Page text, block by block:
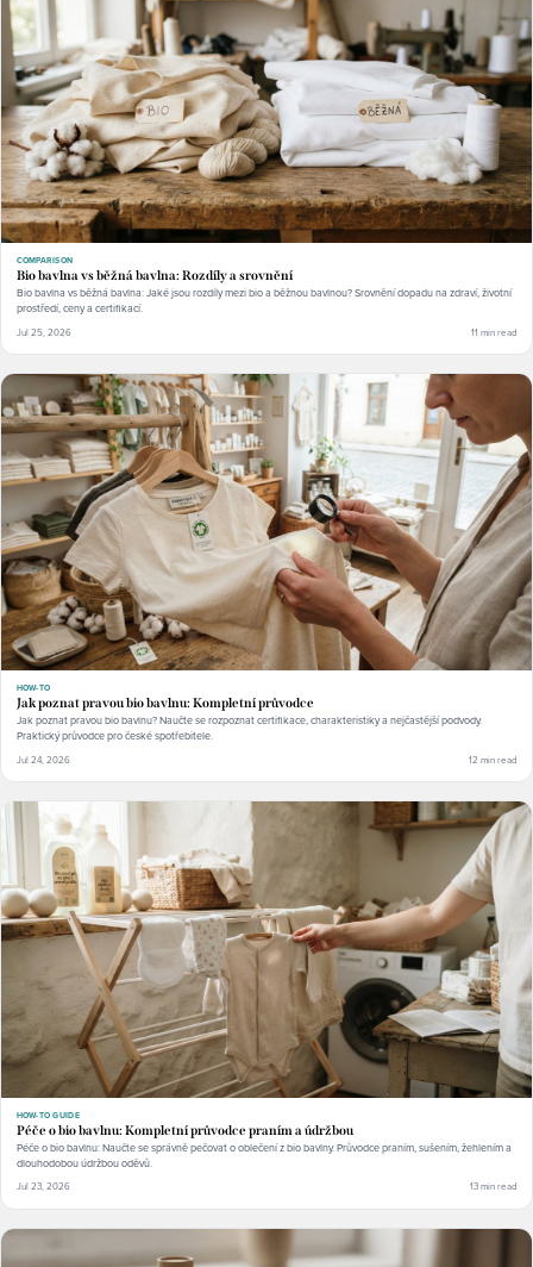
COMPARISON
Bio bavlna vs běžná bavlna: Rozdíly a srovnění
Bio bavlna vs běžná bavlna: Jaké jsou rozdíly mezi bio a běžnou bavlnou? Srovnění dopadu na zdraví, životní
prostředí, ceny a certifikací.
Jul 25, 2026 11 min read
HOW-TO
Jak poznat pravou bio bavlnu: Kompletní průvodce
Jak poznat pravou bio bavlnu? Naučte se rozpoznat certifikace, charakteristiky a nejčastější podvody.
Praktický průvodce pro české spotřebitele.
Jul 24, 2026 12 min read
HOW-TO GUIDE
Péče o bio bavlnu: Kompletní průvodce praním a údržbou
Péče o bio bavlnu: Naučte se správně pečovat o oblečení z bio bavlny. Průvodce praním, sušením, žehlením a
dlouhodobou údržbou oděvů.
Jul 23, 2026 13 min read